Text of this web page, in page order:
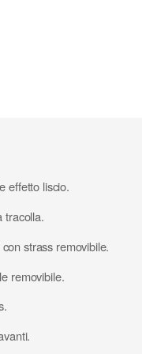
effetto liscio.
tracolla.
strass removibile.
removibile.